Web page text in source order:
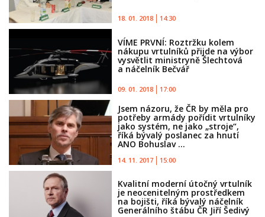
18. 01. 2018 14:30
VÍME PRVNÍ: Roztržku kolem
nákupu vrtulníků přijde na výbor
vysvětlit ministryně Šlechtová
a náčelník Bečvář
09. 01. 2018 17:00
Jsem názoru, že ČR by měla pro
potřeby armády pořídit vrtulníky
jako systém, ne jako „stroje“,
říká bývalý poslanec za hnutí
ANO Bohuslav ...
14. 11. 2017 15:00
Kvalitní moderní útočný vrtulník
je neocenitelným prostředkem
na bojišti, říká bývalý náčelník
Generálního štábu ČR Jiří Šedivý